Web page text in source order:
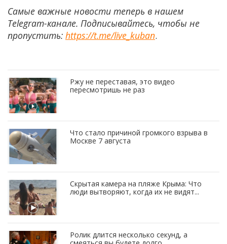
Самые важные новости теперь в нашем
Telegram-канале. Подписывайтесь, чтобы не
пропустить: https://t.me/live_kuban.
Ржу не переставая, это видео
пересмотришь не раз
Что стало причиной громкого взрыва в
Москве 7 августа
Скрытая камера на пляже Крыма: Что
люди вытворяют, когда их не видят...
Ролик длится несколько секунд, а